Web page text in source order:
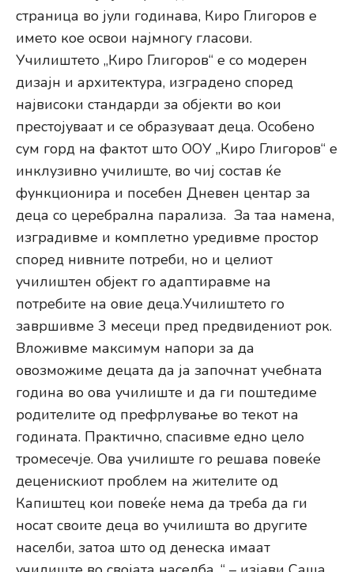
страница во јули годинава, Киро Глигоров е
името кое освои најмногу гласови.
Училиштето „Киро Глигоров“ е со модерен
дизајн и архитектура, изградено според
највисоки стандарди за објекти во кои
престојуваат и се образуваат деца. Особено
сум горд на фактот што ООУ „Киро Глигоров“ е
инклузивно училиште, во чиј состав ќе
функционира и посебен Дневен центар за
деца со церебрална парализа. За таа намена,
изградивме и комплетно уредивме простор
според нивните потреби, но и целиот
училиштен објект го адаптиравме на
потребите на овие деца.Училиштето го
завршивме 3 месеци пред предвидениот рок.
Вложивме максимум напори за да
овозможиме децата да ја започнат учебната
година во ова училиште и да ги поштедиме
родителите од префрлување во текот на
годината. Практично, спасивме едно цело
тромесечје. Oва училиште го решава повеќе
деценискиот проблем на жителите од
Капиштец кои повеќе нема да треба да ги
носат своите деца во училишта во другите
населби, затоа што од денеска имаат